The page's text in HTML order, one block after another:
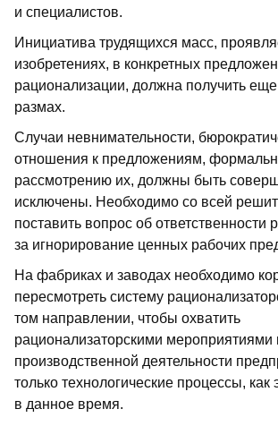
и специалистов.
Инициатива трудящихся масс,
изобретениях, в конкретных
рационализации, должна получить
размах.
Случаи невнимательности,
отношения к предложениям,
рассмотрению их, должны быть
исключены. Необходимо со всей
поставить вопрос об ответственности
за игнорирование ценных рабочих
На фабриках и заводах необходимо
пересмотреть систему
том направлении, чтобы охватить
рационализаторскими мероприятиями
производственной деятельности
только технологические процессы, как
в данное время.